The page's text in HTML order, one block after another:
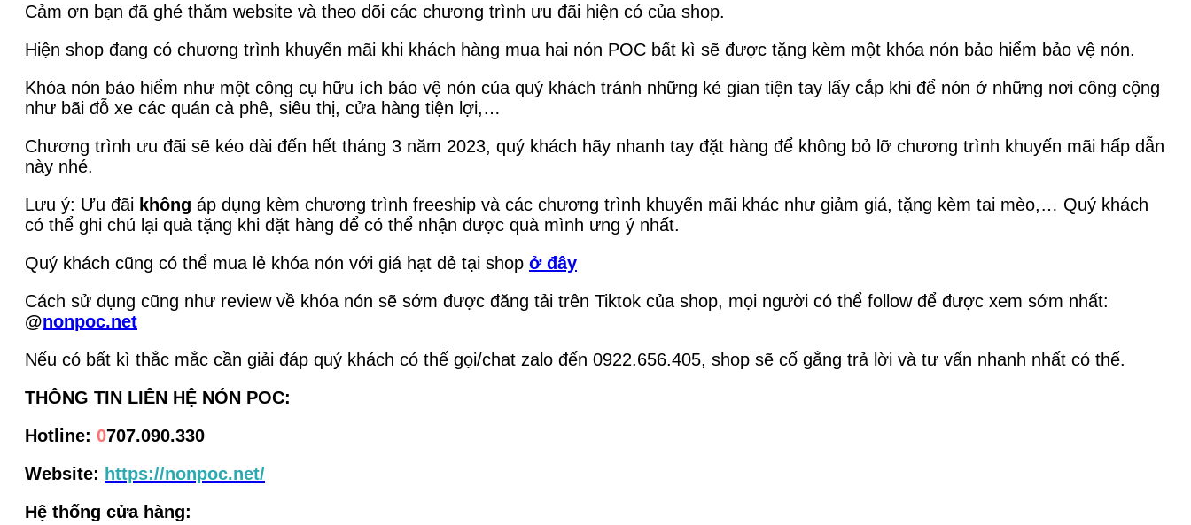
Cảm ơn bạn đã ghé thăm website và theo dõi các chương trình ưu đãi hiện có của shop.
Hiện shop đang có chương trình khuyến mãi khi khách hàng mua hai nón POC bất kì sẽ được tặng kèm một khóa nón bảo hiểm bảo vệ nón.
Khóa nón bảo hiểm như một công cụ hữu ích bảo vệ nón của quý khách tránh những kẻ gian tiện tay lấy cắp khi để nón ở những nơi công cộng
như bãi đỗ xe các quán cà phê, siêu thị, cửa hàng tiện lợi,…
Chương trình ưu đãi sẽ kéo dài đến hết tháng 3 năm 2023, quý khách hãy nhanh tay đặt hàng để không bỏ lỡ chương trình khuyến mãi hấp dẫn
này nhé.
Lưu ý: Ưu đãi không áp dụng kèm chương trình freeship và các chương trình khuyến mãi khác như giảm giá, tặng kèm tai mèo,… Quý khách
có thể ghi chú lại quà tặng khi đặt hàng để có thể nhận được quà mình ưng ý nhất.
Quý khách cũng có thể mua lẻ khóa nón với giá hạt dẻ tại shop ở đây
Cách sử dụng cũng như review về khóa nón sẽ sớm được đăng tải trên Tiktok của shop, mọi người có thể follow để được xem sớm nhất:
@nonpoc.net
Nếu có bất kì thắc mắc cần giải đáp quý khách có thể gọi/chat zalo đến 0922.656.405, shop sẽ cố gắng trả lời và tư vấn nhanh nhất có thể.
THÔNG TIN LIÊN HỆ NÓN POC:
Hotline: 0707.090.330
Website: https://nonpoc.net/
Hệ thống cửa hàng: